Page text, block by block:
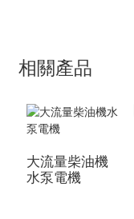
相關產品
大流量柴油機
水泵電機